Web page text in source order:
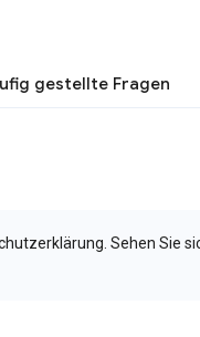
gestellte Fragen
Sehen Sie